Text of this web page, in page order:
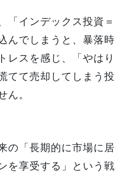
「インデックス投資＝
んでしまうと、暴落時
レスを感じ、「やはり
てて売却してしまう投
。
の「長期的に市場に居
を享受する」という戦